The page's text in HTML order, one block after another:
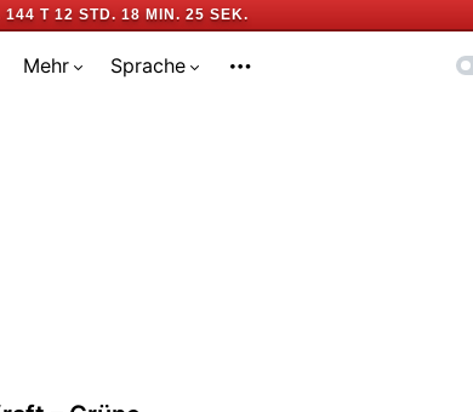
144 T 12 STD. 18 MIN. 24 SEK.
Mehr Sprache